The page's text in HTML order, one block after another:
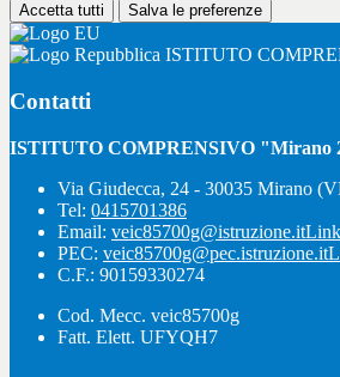
Accetta tutti Salva le preferenze
ISTITUTO
Contatti
ISTITUTO COMPRENSIVO "Mirano
Via Giudecca, 24 - 30035 Mirano
Tel: 0415701386
Email: veic85700g@istruzione.it
PEC: veic85700g@pec.istruzione.it
C.F.: 90159330274
Cod. Mecc. veic85700g
Fatt. Elett. UFYQH7